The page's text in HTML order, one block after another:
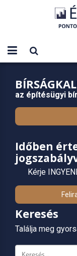
az építésügyi
Időben
Kérje
Keresés
Találja meg